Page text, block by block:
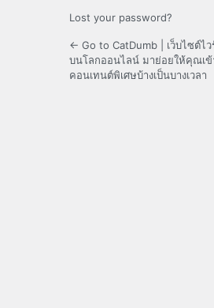
Lost your password?
← Go to CatDumb | เว็บไซต์ไ
บนโลกออนไลน์ มาย่อยให้คุณเข้
คอนเทนต์พิเศษบ้างเป็นบางเวลา